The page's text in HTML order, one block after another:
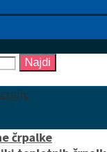
Najdi
črpalke